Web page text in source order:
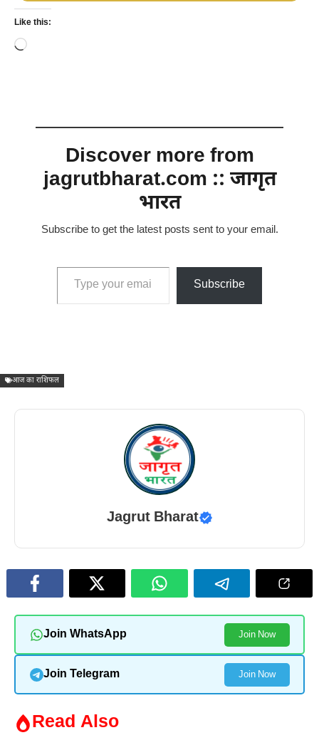
Like this:
Loading…
Discover more from
jagrutbharat.com :: जागृत
भारत
Subscribe to get the latest posts sent to your email.
Type your email…
Subscribe
आज का राशिफल
Jagrut Bharat
Join WhatsApp Join Now
Join Telegram Join Now
Read Also